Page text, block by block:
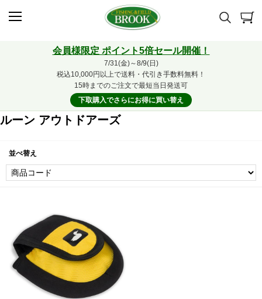
会員様限定 ポイント5倍セール開催！
7/31(金)～8/9(日)
税込10,000円以上で送料・代引き手数料無料！
15時までのご注文で最短当日発送可
下取購入でさらにお得に買い替え
ルーン アウトドアーズ
並べ替え